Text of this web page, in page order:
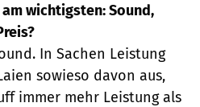
wichtigsten: Sound,
In Sachen Leistung
sowieso davon aus,
immer mehr Leistung als